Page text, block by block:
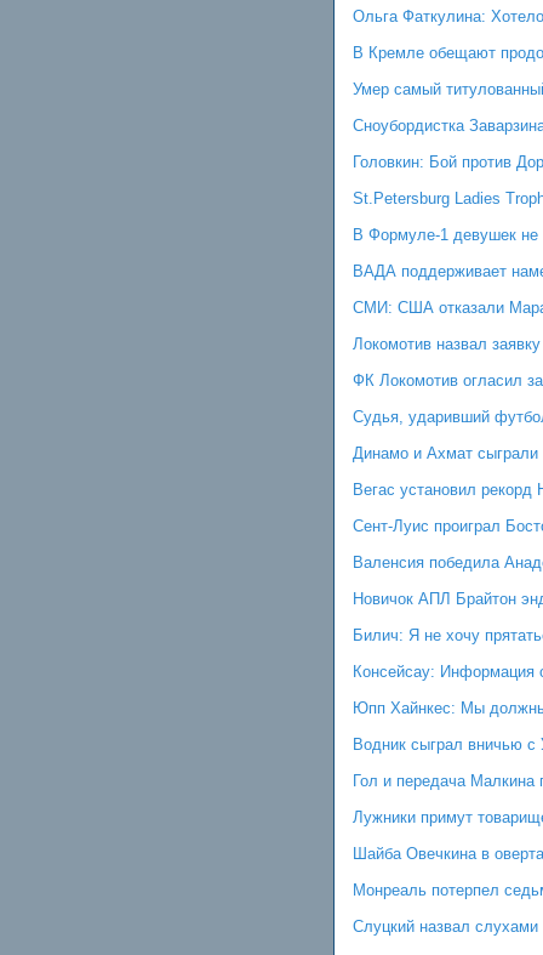
Ольга Фаткулина:
В Кремле обещают
Умер самый
Сноубордистка
Головкин: Бой против
St.Petersburg Ladies
В Формуле-1 девушек не
ВАДА поддерживает
СМИ: США отказали
Локомотив назвал
ФК Локомотив огласил
Судья, ударивший
Динамо и Ахмат сыграли
Вегас установил
Сент-Луис проиграл
Валенсия победила
Новичок АПЛ Брайтон
Билич: Я не хочу
Консейсау: Информация
Юпп Хайнкес: Мы
Водник сыграл вничью с
Гол и передача Малкина
Лужники примут
Шайба Овечкина в
Монреаль потерпел
Слуцкий назвал